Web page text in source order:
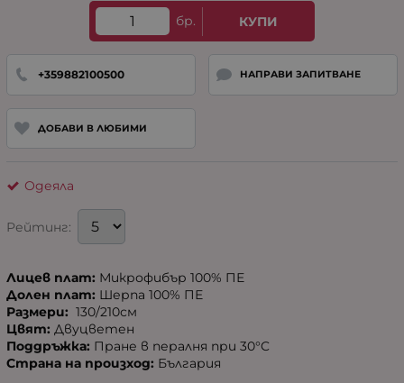
бр. КУПИ
+359882100500 НАПРАВИ ЗАПИТВАНЕ
ДОБАВИ В ЛЮБИМИ
Одеяла
Рейтинг:
Лицев плат: Микрофибър 100% ПЕ
Долен плат: Шерпа 100% ПЕ
Размери: 130/210см
Цвят: Двуцветен
Поддръжка: Пране в пералня при 30°C
Страна на произход: България